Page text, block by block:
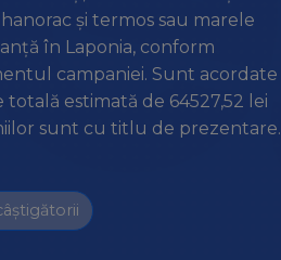
și termos sau marele
în Laponia, conform
campaniei. Sunt acordate
estimată de 64527,52 lei
sunt cu titlu de prezentare.